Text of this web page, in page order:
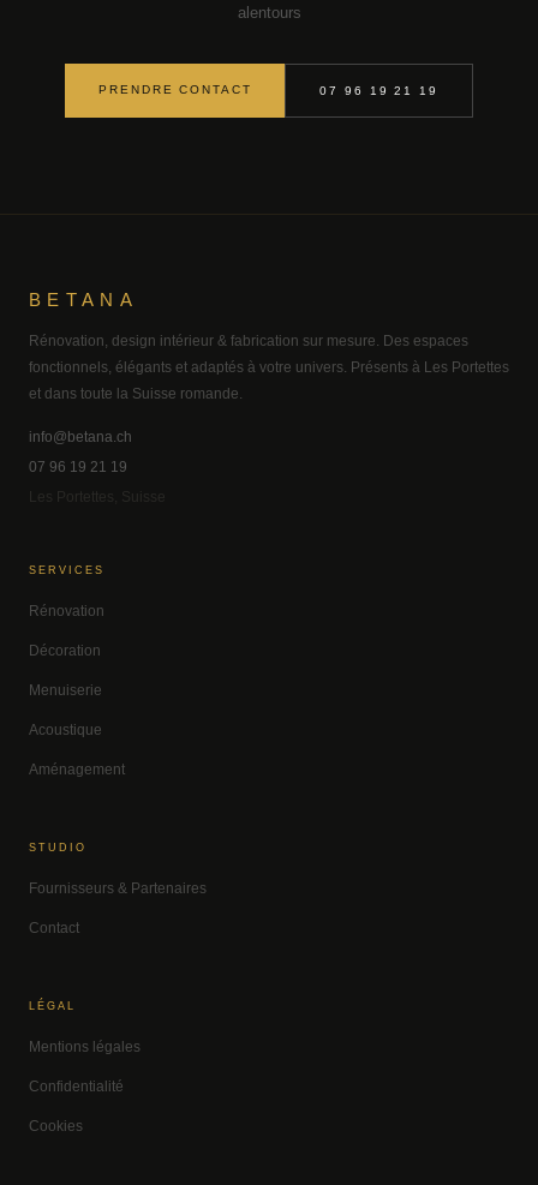
alentours
PRENDRE CONTACT 07 96 19 21 19
BETANA
Rénovation, design intérieur & fabrication sur mesure. Des espaces
fonctionnels, élégants et adaptés à votre univers. Présents à Les Portettes
et dans toute la Suisse romande.
info@betana.ch
07 96 19 21 19
Les Portettes, Suisse
SERVICES
Rénovation
Décoration
Menuiserie
Acoustique
Aménagement
STUDIO
Fournisseurs & Partenaires
Contact
LÉGAL
Mentions légales
Confidentialité
Cookies